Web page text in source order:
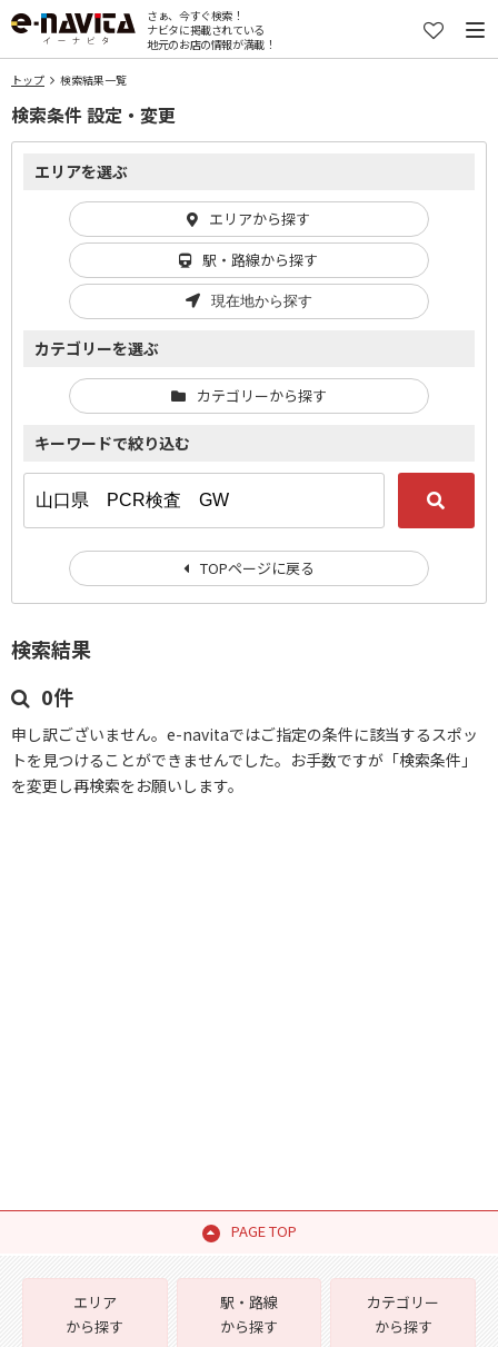
さぁ、今すぐ検索！
ナビタに掲載されている
地元のお店の情報が満載！
トップ 検索結果一覧
検索結果
0件
申し訳ございません。e-navitaではご指定の条件に該当するスポッ
トを見つけることができませんでした。お手数ですが「検索条件」
を変更し再検索をお願いします。
検索条件 設定・変更
エリアを選ぶ
エリアから探す
駅・路線から探す
現在地から探す
カテゴリーを選ぶ
カテゴリーから探す
キーワードで絞り込む
TOPページに戻る
PAGE TOP
エリア
から探す
駅・路線
から探す
カテゴリー
から探す